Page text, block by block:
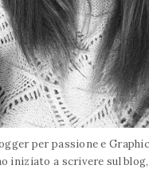
per passione e
iniziato a scrivere sul